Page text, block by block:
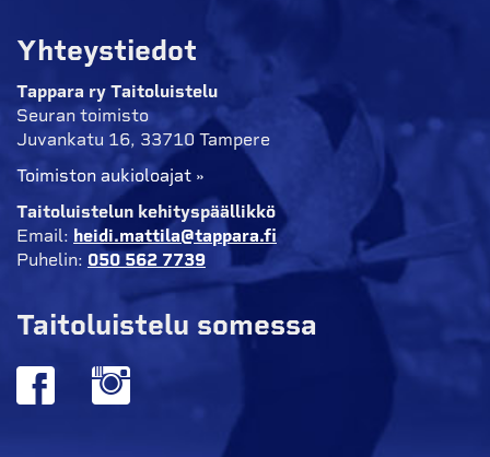
Yhteystiedot
Tappara ry Taitoluistelu
Seuran toimisto
Juvankatu 16, 33710 Tampere
Toimiston aukioloajat »
Taitoluistelun kehityspäällikkö
Email: heidi.mattila@tappara.fi
Puhelin: 050 562 7739
Taitoluistelu somessa